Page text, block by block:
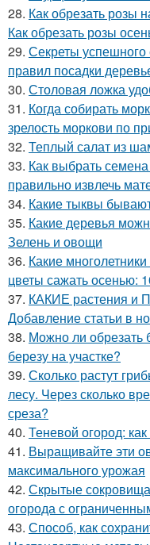
28. Как обрезать розы
Как обрезать розы
29. Секреты
правил посадки
30. Столовая ложка
31. Когда собирать
зрелость моркови по
32. Теплый салат из
33. Как выбрать
правильно извлечь
34. Какие тыквы
35. Какие деревья
Зелень и овощи
36. Какие
цветы сажать осенью:
37. КАКИЕ растения и
Добавление статьи в
38. Можно ли обрезать
березу на участке?
39. Сколько растут
лесу. Через сколько
среза?
40. Теневой огород:
41. Выращивайте эти
максимального урожая
42. Скрытые сокровища
огорода с
43. Способ, как